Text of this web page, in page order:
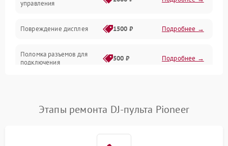
управления
Повреждение дисплея 1500 ₽ Подробнее →
Поломка разъемов для
подключения
500 ₽ Подробнее →
Этапы ремонта DJ-пульта Pioneer